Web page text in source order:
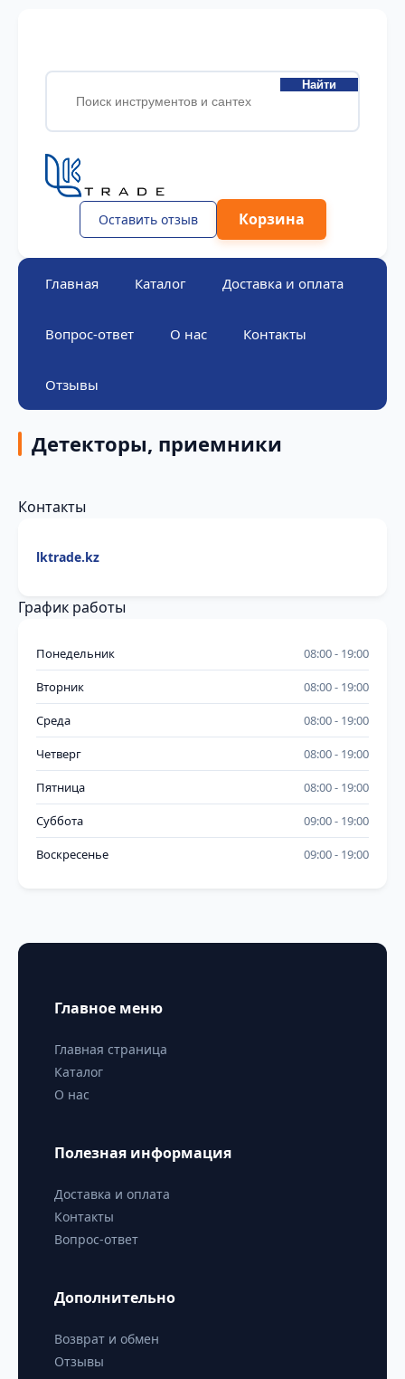
Найти
Оставить отзыв Корзина
Главная Каталог Доставка и оплата
Вопрос-ответ О нас Контакты
Отзывы
Детекторы, приемники
Контакты
lktrade.kz
График работы
Понедельник 08:00 19:00
Вторник 08:00 19:00
Среда 08:00 19:00
Четверг 08:00 19:00
Пятница 08:00 19:00
Суббота 09:00 19:00
Воскресенье 09:00 19:00
Главное меню
Главная страница
Каталог
О нас
Полезная информация
Доставка и оплата
Контакты
Вопрос-ответ
Дополнительно
Возврат и обмен
Отзывы